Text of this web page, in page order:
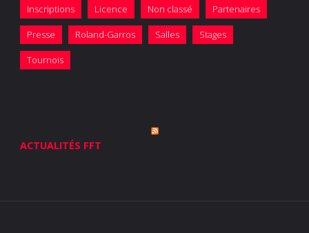
Inscriptions Licence Non classé Partenaires
Presse Roland-Garros Salles Stages
Tournois
ACTUALITÉS FFT